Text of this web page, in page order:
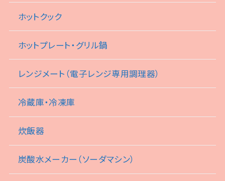
ホットクック
ホットプレート・グリル鍋
レンジメート（電子レンジ専用調理器）
冷蔵庫・冷凍庫
炊飯器
炭酸水メーカー（ソーダマシン）